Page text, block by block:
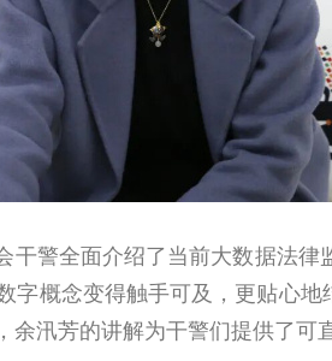
警全面介绍了当前大数据法律
概念变得触手可及，更贴心
汛芳的讲解为干警们提供了可